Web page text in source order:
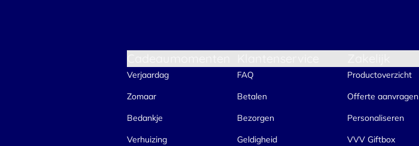
Verjaardag
Zomaar
Bedankje
Verhuizing
FAQ
Betalen
Bezorgen
Geldigheid
Productoverzicht
Offerte aanvragen
Personaliseren
VVV Giftbox